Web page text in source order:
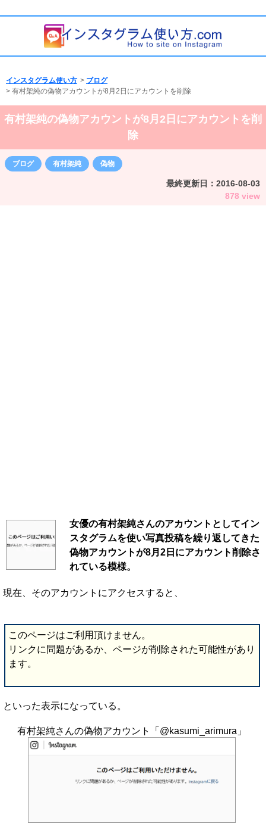
インスタグラム使い方 > ブログ
> 有村架純の偽物アカウントが8月2日にアカウントを削除
有村架純の偽物アカウントが8月2日にアカウントを削
除
ブログ 有村架純 偽物
最終更新日： 2016-08-03
878 view
女優の有村架純さんのアカウントとしてイン
スタグラムを使い写真投稿を繰り返してきた
偽物アカウントが8月2日にアカウント削除さ
れている模様。
現在、そのアカウントにアクセスすると、
このページはご利用頂けません。
リンクに問題があるか、ページが削除された可能性があり
ます。
といった表示になっている。
有村架純さんの偽物アカウント「@kasumi_arimura」